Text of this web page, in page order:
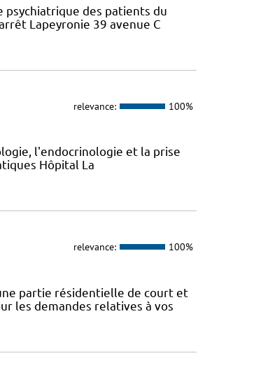
psychiatrique des patients du
Lapeyronie 39 avenue C
relevance: 100%
l'endocrinologie et la prise
Hôpital La
relevance: 100%
partie résidentielle de court et
les demandes relatives à vos